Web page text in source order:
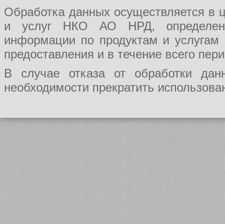
Обработка данных осуществляется в
и услуг НКО АО НРД, определения
информации по продуктам и
предоставления и в течение всего
В случае отказа от обработки
необходимости прекратить